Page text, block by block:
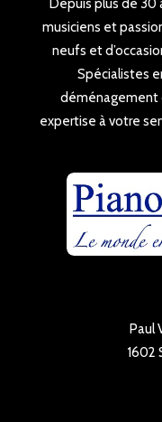
Depuis plus de 30
musiciens et
neufs et
Spécialistes
déménagement
expertise à votre
Paul
1602